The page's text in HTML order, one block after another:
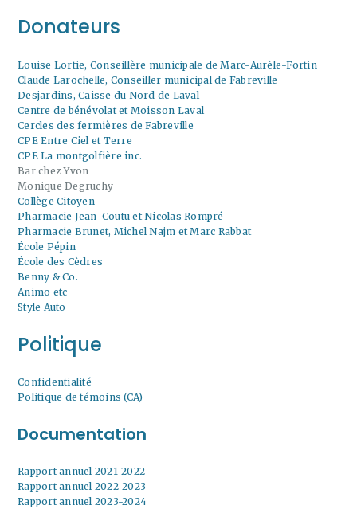
Donateurs
Louise Lortie, Conseillère municipale de Marc-Aurèle-Fortin
Claude Larochelle, Conseiller municipal de Fabreville
Desjardins, Caisse du Nord de Laval
Centre de bénévolat et Moisson Laval
Cercles des fermières de Fabreville
CPE Entre Ciel et Terre
CPE La montgolfière inc.
Bar chez Yvon
Monique Degruchy
Collège Citoyen
Pharmacie Jean-Coutu et Nicolas Rompré
Pharmacie Brunet, Michel Najm et Marc Rabbat
École Pépin
École des Cèdres
Benny & Co.
Animo etc
Style Auto
Politique
Confidentialité
Politique de témoins (CA)
Documentation
Rapport annuel 2021-2022
Rapport annuel 2022-2023
Rapport annuel 2023-2024